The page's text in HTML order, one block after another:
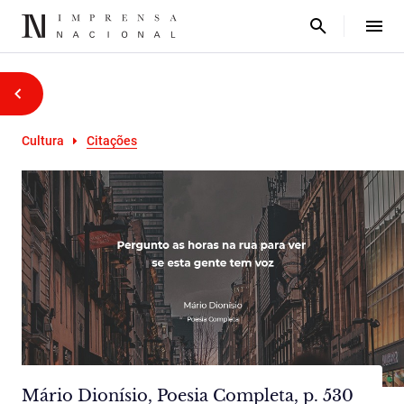
Cultura Citações
Mário Dionísio, Poesia Completa, p. 530